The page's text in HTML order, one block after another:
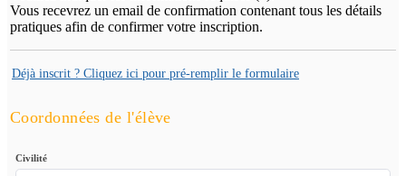
Vous recevrez un email de confirmation contenant tous les détails
pratiques afin de confirmer votre inscription.
Déjà inscrit ? Cliquez ici pour pré-remplir le formulaire
Coordonnées de l'élève
Civilité